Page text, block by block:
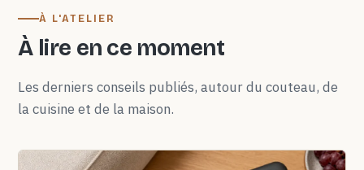
À L'ATELIER
À lire en ce moment
Les derniers conseils publiés, autour du couteau, de
la cuisine et de la maison.